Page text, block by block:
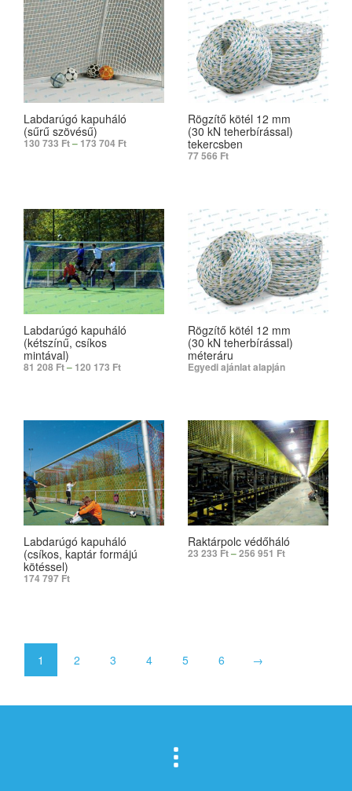
Labdarúgó kapuháló
(sűrű szövésű)
130 733 Ft– 173 704 Ft
Rögzítő kötél 12 mm
(30 kN teherbírással)
tekercsben
77 566 Ft
Labdarúgó kapuháló
(kétszínű, csíkos
mintával)
81 208 Ft– 120 173 Ft
Rögzítő kötél 12 mm
(30 kN teherbírással)
méteráru
Egyedi ajánlat alapján
Labdarúgó kapuháló
(csíkos, kaptár formájú
kötéssel)
174 797 Ft
Raktárpolc védőháló
23 233 Ft–256 951 Ft
1 2 3 4 5 6 →